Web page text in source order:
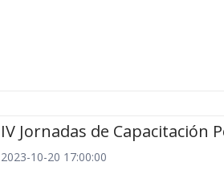
IV Jornadas de Capacitación
2023-10-20 17:00:00